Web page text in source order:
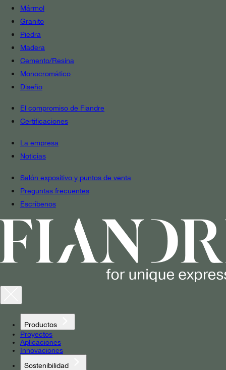
Mármol
Granito
Piedra
Madera
Cemento/Resina
Monocromático
Diseño
El compromiso de Fiandre
Certificaciones
La empresa
Noticias
Salón expositivo y puntos de venta
Preguntas frecuentes
Escríbenos
Productos
Proyectos
Aplicaciones
Innovaciones
Sostenibilidad